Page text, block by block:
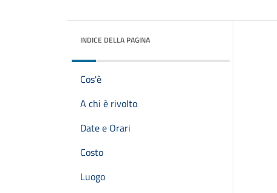
INDICE DELLA PAGINA
Cos'è
A chi è rivolto
Date e Orari
Costo
Luogo